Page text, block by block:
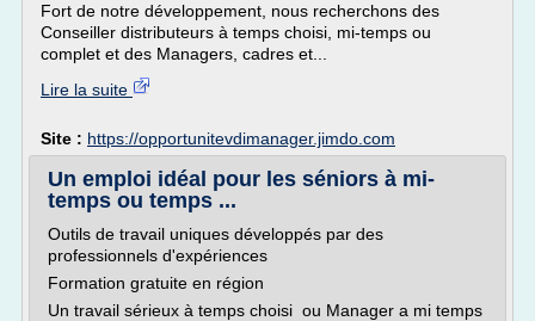
Fort de notre développement, nous recherchons des
Conseiller distributeurs à temps choisi, mi-temps ou
complet et des Managers, cadres et...
Lire la suite
Site : https://opportunitevdimanager.jimdo.com
Un emploi idéal pour les séniors à mi-
temps ou temps ...
Outils de travail uniques développés par des
professionnels d'expériences
Formation gratuite en région
Un travail sérieux à temps choisi ou Manager a mi temps